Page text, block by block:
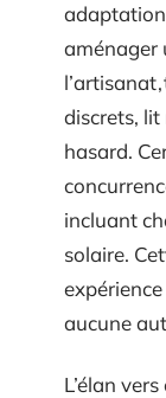
aménager
l’artisanat
discrets, lit
hasard.
incluant
solaire.
aucune
L’élan